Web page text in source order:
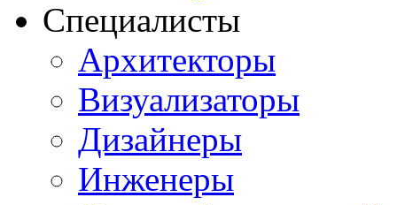
Специалисты
Архитекторы
Визуализаторы
Дизайнеры
Инженеры